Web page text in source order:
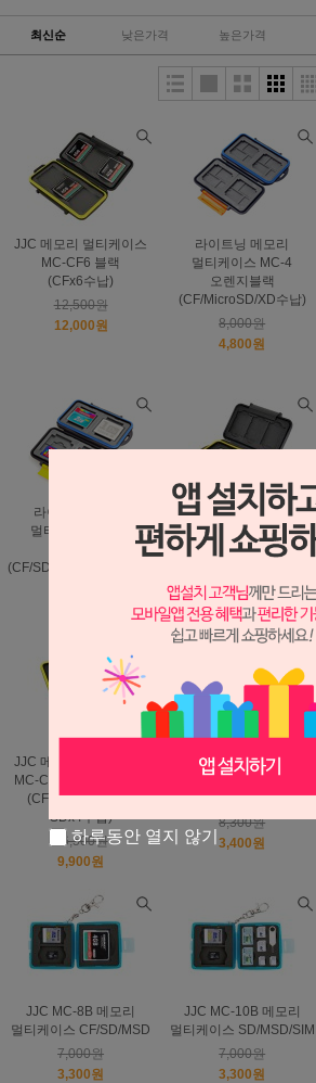
최신순 낮은가격 높은가격
JJC 메모리 멀티케이스
MC-CF6 블랙
(CFx6수납)
12,500원
12,000원
라이트닝 메모리
멀티케이스 MC-4
오렌지블랙
(CF/MicroSD/XD수납)
8,000원
4,800원
라이트닝 메모리
멀티케이스 MC-3
(CF/SD/XD/MS Duo수납)
JJC 메모리 멀티케이스
MC-XQDCF5 블랙
(XQDx3/CFx2수납)
10,400원
JJC 메모리 멀티케이스
MC-CF/SD/MSD8 블랙
(CFx2/SDx2/Micro
SDx4수납)
16,500원
9,900원
JJC 닌텐도 스위치
메모리 케이스 MC-12D
그레이
8,300원
3,400원
JJC MC-8B 메모리
멀티케이스 CF/SD/MSD
7,000원
3,300원
JJC MC-10B 메모리
멀티케이스 SD/MSD/SIM
7,000원
3,300원
하루동안 열지 않기